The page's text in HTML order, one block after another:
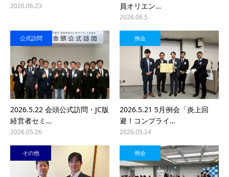
2026.06.23
員オリエン…
2026.06.5
公式訪問
2026.5.22 会頭公式訪問・JC版
経営者セミ…
2026.05.26
例会
2026.5.21 5月例会「炎上回
避！コンプライ…
2026.05.24
その他 例会